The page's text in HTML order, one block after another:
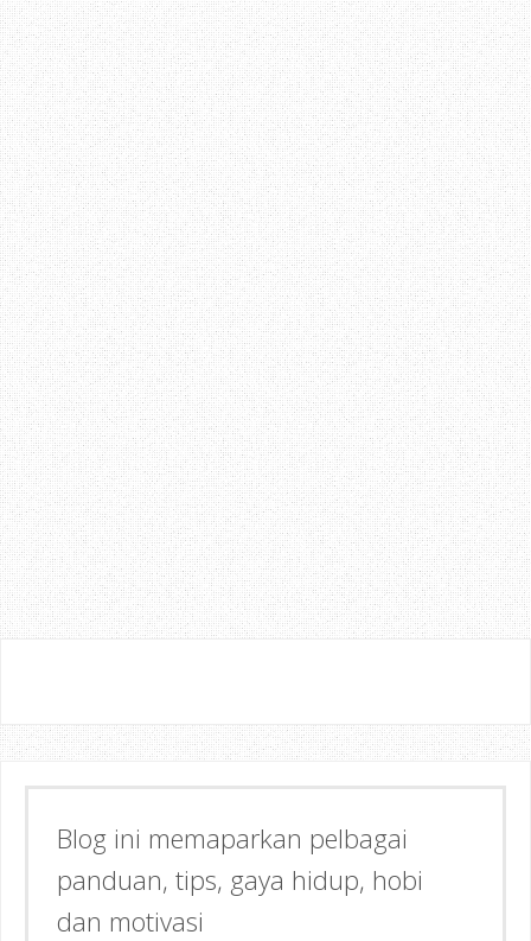
Blog ini memaparkan pelbagai
panduan, tips, gaya hidup, hobi
dan motivasi